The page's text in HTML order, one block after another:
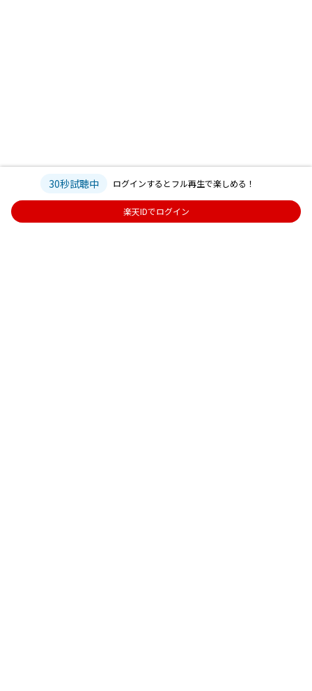
30秒試聴中 ログインするとフル再生で楽しめる！
楽天IDでログイン